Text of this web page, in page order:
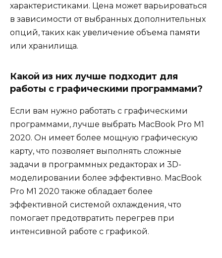
характеристиками. Цена может варьироваться
в зависимости от выбранных дополнительных
опций, таких как увеличение объема памяти
или хранилища.
Какой из них лучше подходит для
работы с графическими программами?
Если вам нужно работать с графическими
программами, лучше выбрать MacBook Pro M1
2020. Он имеет более мощную графическую
карту, что позволяет выполнять сложные
задачи в программных редакторах и 3D-
моделировании более эффективно. MacBook
Pro M1 2020 также обладает более
эффективной системой охлаждения, что
помогает предотвратить перегрев при
интенсивной работе с графикой.